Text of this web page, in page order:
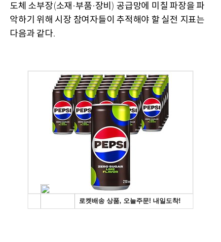
도체 소부장(소재 ·부품·장비 ) 공급망에 미칠 파장을 파
악하기 위해 시장 참여자들이 추적해야 할 실전 지표는
다음과 같다.